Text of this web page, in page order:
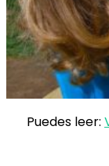
Puedes leer: